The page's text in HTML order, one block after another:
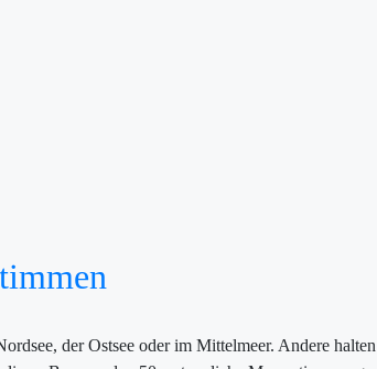
der Ostsee oder im Mittelmeer. Andere